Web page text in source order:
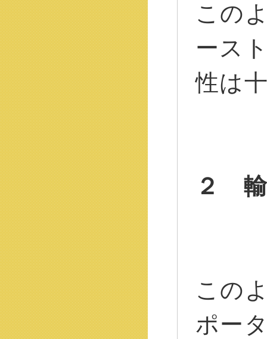
この
ース
性は
２ 輸
この
ポー